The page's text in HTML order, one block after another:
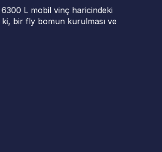
6300 L mobil vinç haricindeki
bir fly bomun kurulması ve